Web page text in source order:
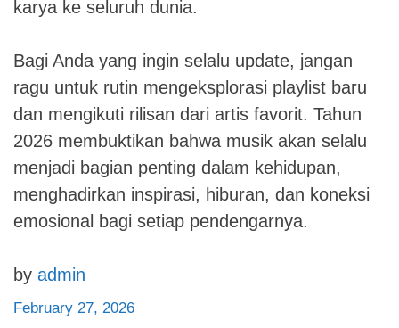
karya ke seluruh dunia.
Bagi Anda yang ingin selalu update, jangan
ragu untuk rutin mengeksplorasi playlist baru
dan mengikuti rilisan dari artis favorit. Tahun
2026 membuktikan bahwa musik akan selalu
menjadi bagian penting dalam kehidupan,
menghadirkan inspirasi, hiburan, dan koneksi
emosional bagi setiap pendengarnya.
by admin
February 27, 2026